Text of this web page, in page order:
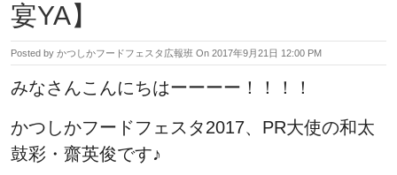
宴YA】
Posted by かつしかフードフェスタ広報班 On 2017年9月21日 12:00 PM
みなさんこんにちはーーーー！！！！
かつしかフードフェスタ2017、PR大使の和太
鼓彩・齋英俊です♪